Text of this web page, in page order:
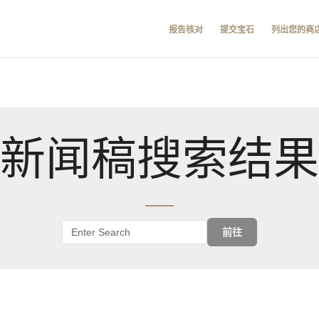
报告核对 提交宝石 列出您的商
新闻稿搜索结果
前往